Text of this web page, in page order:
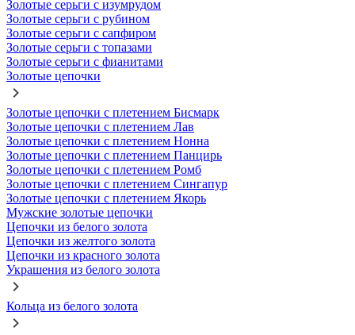
Золотые серьги с изумрудом
Золотые серьги с рубином
Золотые серьги с сапфиром
Золотые серьги с топазами
Золотые серьги с фианитами
Золотые цепочки
Золотые цепочки с плетением Бисмарк
Золотые цепочки с плетением Лав
Золотые цепочки с плетением Нонна
Золотые цепочки с плетением Панцирь
Золотые цепочки с плетением Ромб
Золотые цепочки с плетением Сингапур
Золотые цепочки с плетением Якорь
Мужские золотые цепочки
Цепочки из белого золота
Цепочки из желтого золота
Цепочки из красного золота
Украшения из белого золота
Кольца из белого золота